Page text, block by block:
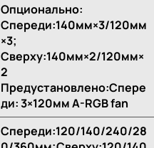
Опционально:
Спереди:140мм×3/120мм
×3;
Сверху:140мм×2/120мм×
2
Предустановлено:Спере
ди: 3×120мм A-RGB fan
Спереди:120/140/240/28